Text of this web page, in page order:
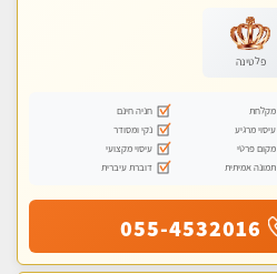
פלטינה
מקלחת
חניה חינם
עיסוי מרגיע
נקי ומסודר
מקום פרטי
עיסוי מקצועי
תמונה אמיתית
דוברת עיברית
055-4532016